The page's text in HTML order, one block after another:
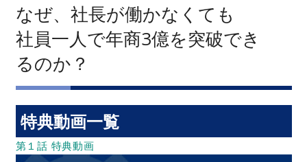
なぜ、社長が働かなくても
社員一人で年商3億を突破でき
るのか？
特典動画一覧
第１話 特典動画